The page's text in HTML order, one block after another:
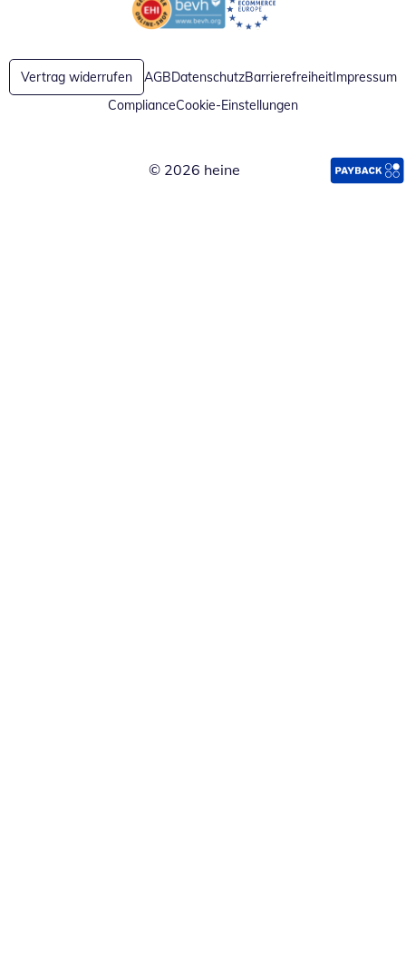
Öffnet in neuem FensterÖffnet in neuem Fenster
Vertrag widerrufen AGBDatenschutzBarrierefreiheitImpressum
ComplianceCookie-Einstellungen
© 2026 heine